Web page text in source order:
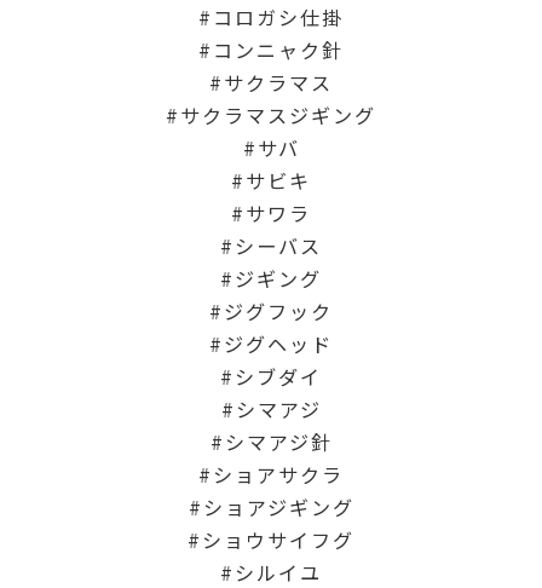
コロガシ仕掛
コンニャク針
サクラマス
サクラマスジギング
サバ
サビキ
サワラ
シーバス
ジギング
ジグフック
ジグヘッド
シブダイ
シマアジ
シマアジ針
ショアサクラ
ショアジギング
ショウサイフグ
シルイユ